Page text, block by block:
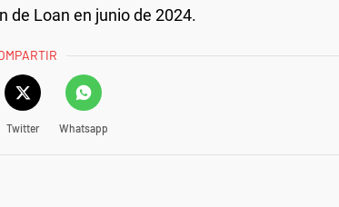
de Loan en junio de 2024.
Twitter Whatsapp